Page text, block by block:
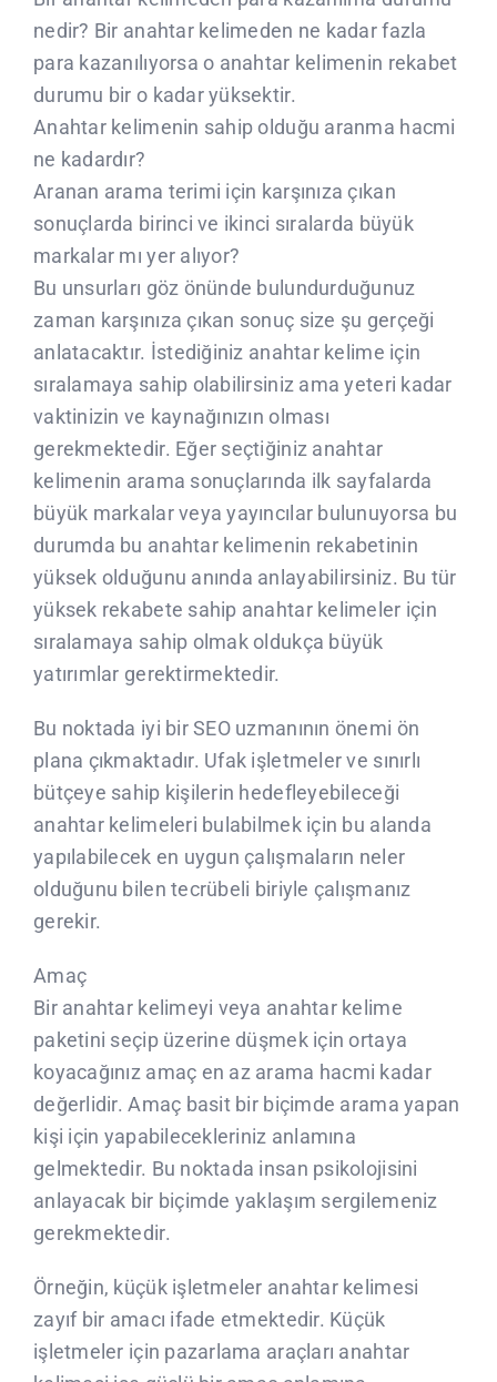
nedir? Bir anahtar kelimeden ne kadar fazla
para kazanılıyorsa o anahtar kelimenin rekabet
durumu bir o kadar yüksektir.
Anahtar kelimenin sahip olduğu aranma hacmi
ne kadardır?
Aranan arama terimi için karşınıza çıkan
sonuçlarda birinci ve ikinci sıralarda büyük
markalar mı yer alıyor?
Bu unsurları göz önünde bulundurduğunuz
zaman karşınıza çıkan sonuç size şu gerçeği
anlatacaktır. İstediğiniz anahtar kelime için
sıralamaya sahip olabilirsiniz ama yeteri kadar
vaktinizin ve kaynağınızın olması
gerekmektedir. Eğer seçtiğiniz anahtar
kelimenin arama sonuçlarında ilk sayfalarda
büyük markalar veya yayıncılar bulunuyorsa bu
durumda bu anahtar kelimenin rekabetinin
yüksek olduğunu anında anlayabilirsiniz. Bu tür
yüksek rekabete sahip anahtar kelimeler için
sıralamaya sahip olmak oldukça büyük
yatırımlar gerektirmektedir.
Bu noktada iyi bir SEO uzmanının önemi ön
plana çıkmaktadır. Ufak işletmeler ve sınırlı
bütçeye sahip kişilerin hedefleyebileceği
anahtar kelimeleri bulabilmek için bu alanda
yapılabilecek en uygun çalışmaların neler
olduğunu bilen tecrübeli biriyle çalışmanız
gerekir.
Amaç
Bir anahtar kelimeyi veya anahtar kelime
paketini seçip üzerine düşmek için ortaya
koyacağınız amaç en az arama hacmi kadar
değerlidir. Amaç basit bir biçimde arama yapan
kişi için yapabilecekleriniz anlamına
gelmektedir. Bu noktada insan psikolojisini
anlayacak bir biçimde yaklaşım sergilemeniz
gerekmektedir.
Örneğin, küçük işletmeler anahtar kelimesi
zayıf bir amacı ifade etmektedir. Küçük
işletmeler için pazarlama araçları anahtar